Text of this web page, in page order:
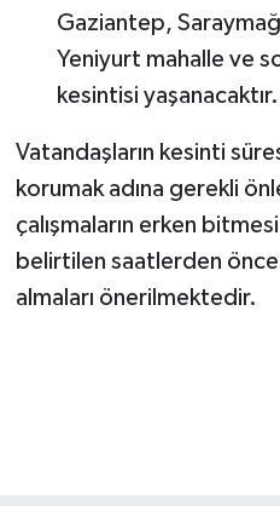
Gaziantep,
Yeniyurt mahalle ve
kesintisi yaşanacaktır.
Vatandaşların kesinti
korumak adına gerekli
çalışmaların erken
belirtilen saatlerden
almaları önerilmektedir.